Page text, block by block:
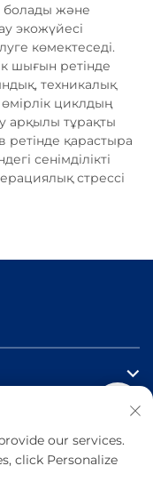
болады және
экожүйесі
көмектеседі.
шығын ретінде
техникалық
циклдың
арқылы тұрақты
ретінде қарастыра
сенімділікті
стрессі
our services.
click Personalize